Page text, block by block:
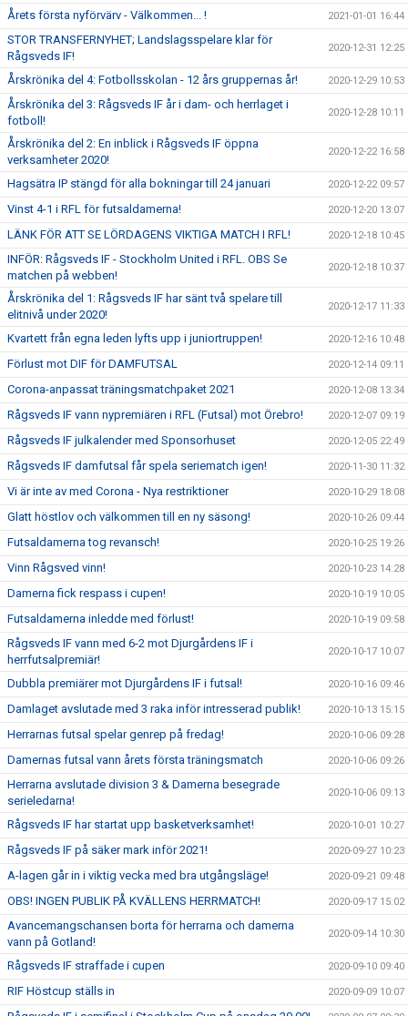
Årets första nyförvärv - Välkommen... ! 2021-01-01 16:44
STOR TRANSFERNYHET; Landslagsspelare klar för
Rågsveds IF!
2020-12-31 12:25
Årskrönika del 4: Fotbollsskolan - 12 års gruppernas år! 2020-12-29 10:53
Årskrönika del 3: Rågsveds IF år i dam- och herrlaget i
fotboll!
2020-12-28 10:11
Årskrönika del 2: En inblick i Rågsveds IF öppna
verksamheter 2020!
2020-12-22 16:58
Hagsätra IP stängd för alla bokningar till 24 januari 2020-12-22 09:57
Vinst 4-1 i RFL för futsaldamerna! 2020-12-20 13:07
LÄNK FÖR ATT SE LÖRDAGENS VIKTIGA MATCH I RFL! 2020-12-18 10:45
INFÖR: Rågsveds IF - Stockholm United i RFL. OBS Se
matchen på webben!
2020-12-18 10:37
Årskrönika del 1: Rågsveds IF har sänt två spelare till
elitnivå under 2020!
2020-12-17 11:33
Kvartett från egna leden lyfts upp i juniortruppen! 2020-12-16 10:48
Förlust mot DIF för DAMFUTSAL 2020-12-14 09:11
Corona-anpassat träningsmatchpaket 2021 2020-12-08 13:34
Rågsveds IF vann nypremiären i RFL (Futsal) mot Örebro! 2020-12-07 09:19
Rågsveds IF julkalender med Sponsorhuset 2020-12-05 22:49
Rågsveds IF damfutsal får spela seriematch igen! 2020-11-30 11:32
Vi är inte av med Corona - Nya restriktioner 2020-10-29 18:08
Glatt höstlov och välkommen till en ny säsong! 2020-10-26 09:44
Futsaldamerna tog revansch! 2020-10-25 19:26
Vinn Rågsved vinn! 2020-10-23 14:28
Damerna fick respass i cupen! 2020-10-19 10:05
Futsaldamerna inledde med förlust! 2020-10-19 09:58
Rågsveds IF vann med 6-2 mot Djurgårdens IF i
herrfutsalpremiär!
2020-10-17 10:07
Dubbla premiärer mot Djurgårdens IF i futsal! 2020-10-16 09:46
Damlaget avslutade med 3 raka inför intresserad publik! 2020-10-13 15:15
Herrarnas futsal spelar genrep på fredag! 2020-10-06 09:28
Damernas futsal vann årets första träningsmatch 2020-10-06 09:26
Herrarna avslutade division 3 & Damerna besegrade
serieledarna!
2020-10-06 09:13
Rågsveds IF har startat upp basketverksamhet! 2020-10-01 10:27
Rågsveds IF på säker mark inför 2021! 2020-09-27 10:23
A-lagen går in i viktig vecka med bra utgångsläge! 2020-09-21 09:48
OBS! INGEN PUBLIK PÅ KVÄLLENS HERRMATCH! 2020-09-17 15:02
Avancemangschansen borta för herrarna och damerna
vann på Gotland!
2020-09-14 10:30
Rågsveds IF straffade i cupen 2020-09-10 09:40
RIF Höstcup ställs in 2020-09-09 10:07